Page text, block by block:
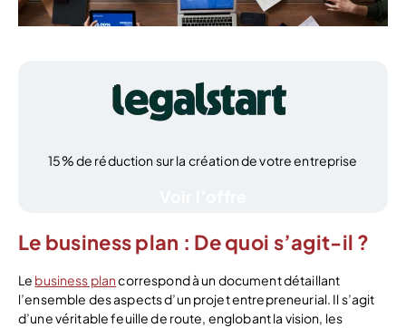
15% de réduction sur la création de votre entreprise
Le business plan : De quoi s’agit-il ?
Le business plancorrespond à un document détaillant
l’ensemble des aspects d’un projet entrepreneurial. Il s’agit
d’une véritable feuille de route, englobant la vision, les